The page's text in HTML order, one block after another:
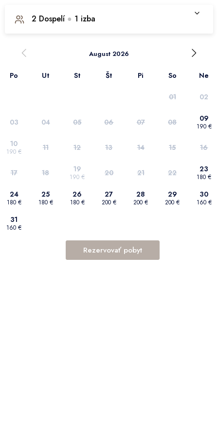
2 Dospelí ● 1 izba
Počet dospelých 2
August 2026
Po Ut St Št Pi So Ne
01 02
03 04 05 06 07 08 09
190 €
10
190 € 11 12 13 14 15 16
17 18 19
190 € 20 21 22 23
180 €
24
180 €
25
180 €
26
180 €
27
200 €
28
200 €
29
200 €
30
160 €
31
160 €
Rezervovať pobyt